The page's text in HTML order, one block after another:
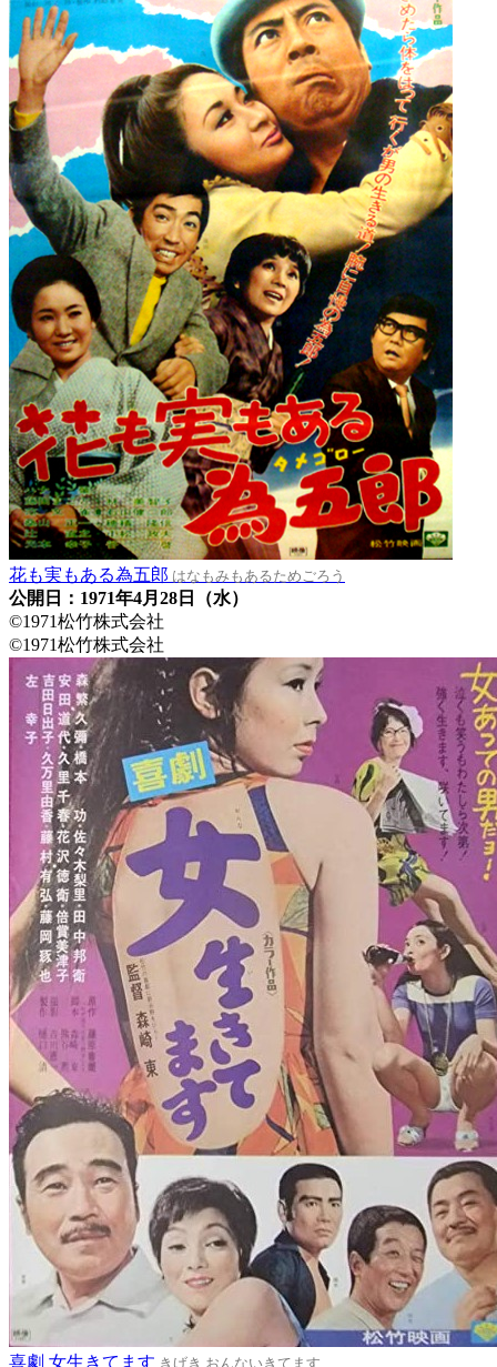
花も実もある為五郎 はなもみもあるためごろう
公開日：1971年4月28日（水）
©1971松竹株式会社
©1971松竹株式会社
喜劇 女生きてます きげき おんないきてます